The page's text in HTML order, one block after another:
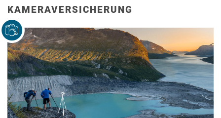
KAMERAVERSICHERUNG